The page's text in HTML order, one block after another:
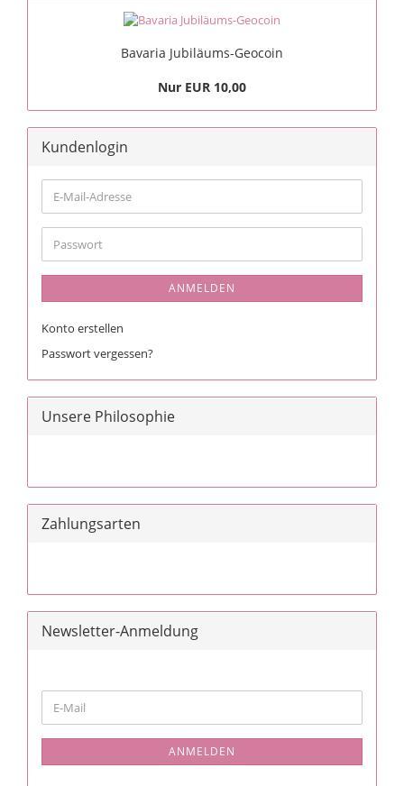
Bavaria Jubiläums-Geocoin
Nur EUR 10,00
Kundenlogin
E-
Mail-
Adresse
Passwort
ANMELDEN
Konto erstellen
Passwort vergessen?
Unsere Philosophie
Zahlungsarten
Newsletter-Anmeldung
ZUR
NEWSLETTER-
E-
Mail
ANMELDEN